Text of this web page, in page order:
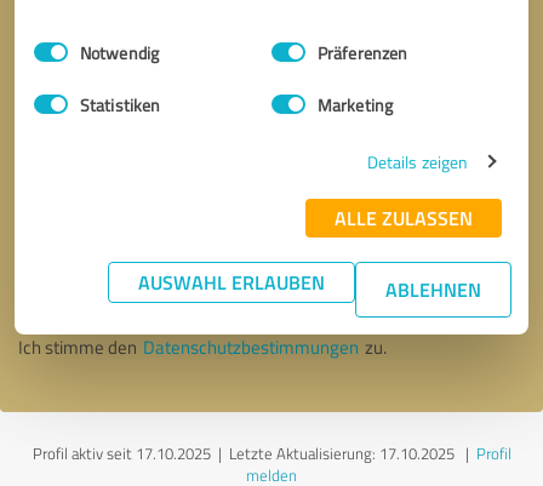
Impressum Datenschutzbestimmungen
Einwilligungsauswahl
Notwendig Präferenzen
Statistiken Marketing
Details zeigen
ALLE ZULASSEN
AUSWAHL ERLAUBEN ABLEHNEN
* Erforderliche Angaben
Nachricht senden
Ich stimme den Datenschutzbestimmungen zu.
Profil aktiv seit 17.10.2025 | Letzte Aktualisierung: 17.10.2025| Profil
melden